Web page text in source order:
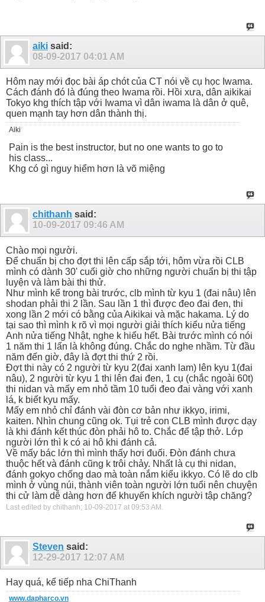
aiki said:
08-09-2017 04:01 AM
Hôm nay mới đọc bài áp chót của CT nói về cụ học Iwama.
Cách đánh đó là đúng theo Iwama rồi. Hồi xưa, dân aikikai
Tokyo khg thích tập với Iwama vì dân iwama là dân ở quê,
quen mạnh tay hơn dân thành thị.
Aiki
Pain is the best instructor, but no one wants to go to
his class...
Khg có gì nguy hiểm hơn là võ miệng
chithanh said:
10-09-2017 09:46 AM
Chào mọi người.
Để chuẩn bị cho đợt thi lên cấp sắp tới, hôm vừa rồi CLB
mình có dành 30' cuối giờ cho những người chuẩn bị thi tập
luyện và làm bài thi thử.
Như mình kể trong bài trước, clb mình từ kyu 1 (đai nâu) lên
shodan phải thi 2 lần. Sau lần 1 thì được đeo đai đen, thi
xong lần 2 mới có bằng của Aikikai và mặc hakama. Lý do
tại sao thì mình k rõ vì mọi người giải thích kiểu nửa tiếng
Anh nửa tiếng Nhật, nghe k hiểu hết. Bài trước mình có nói
1 năm thi 1 lấn là không đúng. Chắc do nghe nhầm. Từ đầu
năm đến giờ, đây là đợt thi thứ 2 rồi.
Đợt thi này có 2 người từ kyu 2(đai xanh lam) lên kyu 1(đai
nâu), 2 người từ kyu 1 thi lên đai đen, 1 cụ (chắc ngoài 60t)
thi nidan và mấy em nhỏ tầm 10 tuổi đeo đai vàng với xanh
lá, k biết kyu mấy.
Mấy em nhỏ chỉ đánh vài đòn cơ bản như ikkyo, irimi,
kaiten. Nhìn chung cũng ok. Tụi trẻ con CLB mình được dạy
là khi đánh kết thúc đòn phải hô to. Chắc để tập thở. Lớp
người lớn thì k có ai hô khi đánh cả.
Về mấy bác lớn thì mình thấy hơi đuối. Đòn đánh chưa
thuộc hết và đánh cũng k trôi chảy. Nhất là cụ thi nidan,
đánh gokyo chống dao mà toàn nắm kiểu ikkyo. Có lẽ do clb
mình ở vùng núi, thành viên toàn người lớn tuổi nên chuyện
thi cử làm dễ dàng hơn để khuyến khích người tập chăng?
Last edited by chithanh; 10-09-2017 at 09:53 AM.
Steven said:
12-29-2017 12:07 AM
Hay quá, kể tiếp nha ChiThanh
www.dapharco.vn